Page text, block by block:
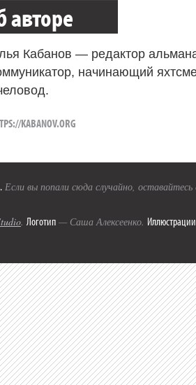
авторе
Кабанов — редактор
начинающий
KABANOV.ORG
. Если вы попали сюда случайно,
. Логотип — Саша Алексеенко. Иллюстрации